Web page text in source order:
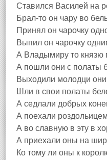
Ставился Василей на
Брал-то он чару во
Принял он чарочку
Выпил он чарочку
А Владымиру то князю
А пошли они с полаты
Выходили молодци они
Шли в свои полаты
А седлали добрых
А поехали
А во славную в эту в
А приехали оны на
Ко тому ли оны к